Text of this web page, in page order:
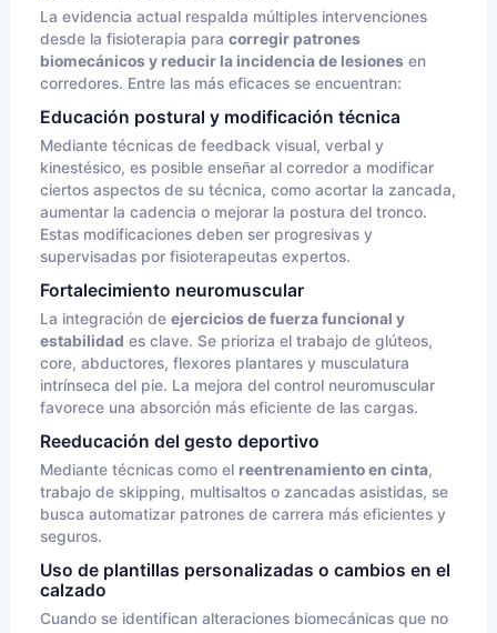
La evidencia actual respalda múltiples intervenciones
desde la fisioterapia para corregir patrones
biomecánicos y reducir la incidencia de lesiones en
corredores. Entre las más eficaces se encuentran:
Educación postural y modificación técnica
Mediante técnicas de feedback visual, verbal y
kinestésico, es posible enseñar al corredor a modificar
ciertos aspectos de su técnica, como acortar la zancada,
aumentar la cadencia o mejorar la postura del tronco.
Estas modificaciones deben ser progresivas y
supervisadas por fisioterapeutas expertos.
Fortalecimiento neuromuscular
La integración de ejercicios de fuerza funcional y
estabilidad es clave. Se prioriza el trabajo de glúteos,
core, abductores, flexores plantares y musculatura
intrínseca del pie. La mejora del control neuromuscular
favorece una absorción más eficiente de las cargas.
Reeducación del gesto deportivo
Mediante técnicas como el reentrenamiento en cinta,
trabajo de skipping, multisaltos o zancadas asistidas, se
busca automatizar patrones de carrera más eficientes y
seguros.
Uso de plantillas personalizadas o cambios en el
calzado
Cuando se identifican alteraciones biomecánicas que no